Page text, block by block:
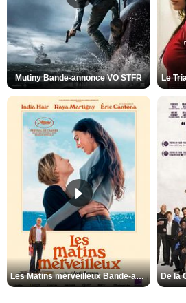
Mutiny Bande-annonce VO STFR Le
Les Matins merveilleux Bande-annonce VF